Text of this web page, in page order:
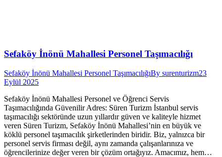
Sefaköy İnönü Mahallesi Personel Taşımacılığı
Sefaköy İnönü Mahallesi Personel TaşımacılığıBy surenturizm23
Eylül 2025
Sefaköy İnönü Mahallesi Personel ve Öğrenci Servis
Taşımacılığında Güvenilir Adres: Süren Turizm İstanbul servis
taşımacılığı sektöründe uzun yıllardır güven ve kaliteyle hizmet
veren Süren Turizm, Sefaköy İnönü Mahallesi’nin en büyük ve
köklü personel taşımacılık şirketlerinden biridir. Biz, yalnızca bir
personel servis firması değil, aynı zamanda çalışanlarınıza ve
öğrencilerinize değer veren bir çözüm ortağıyız. Amacımız, hem…